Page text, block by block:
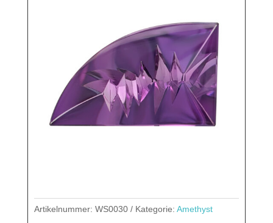
Artikelnummer: WS0030 Kategorie: Amethyst